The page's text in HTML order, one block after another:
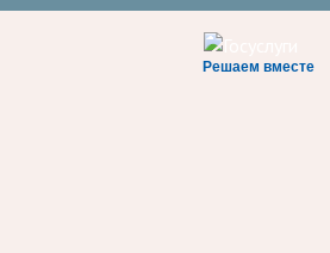
Решаем вместе